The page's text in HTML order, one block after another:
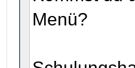
Menü?